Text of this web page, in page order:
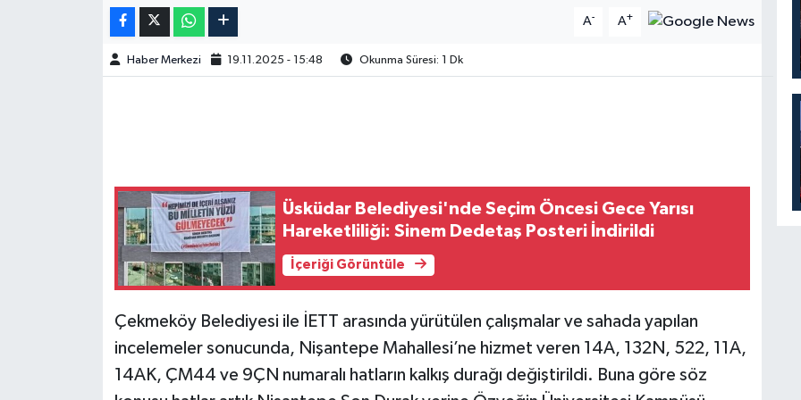
A- A+
Haber Merkezi 19.11.2025 - 15:48 Okunma Süresi: 1 Dk
Üsküdar Belediyesi'nde Seçim Öncesi Gece Yarısı
Hareketliliği: Sinem Dedetaş Posteri İndirildi
İçeriği Görüntüle
Çekmeköy Belediyesi ile İETT arasında yürütülen çalışmalar ve sahada yapılan
incelemeler sonucunda, Nişantepe Mahallesi’ne hizmet veren 14A, 132N, 522, 11A,
14AK, ÇM44 ve 9ÇN numaralı hatların kalkış durağı değiştirildi. Buna göre söz